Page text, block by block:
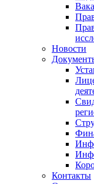
Новости
Контакты